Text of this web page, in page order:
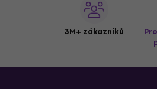
3M+ zákazníků